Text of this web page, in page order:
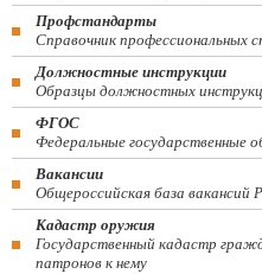
Профстандарты
Справочник профессиональных
Должностные инструкции
Образцы должностных
ФГОС
Федеральные государственные
Вакансии
Общероссийская база вакансий
Кадастр оружия
Государственный кадастр
патронов к нему